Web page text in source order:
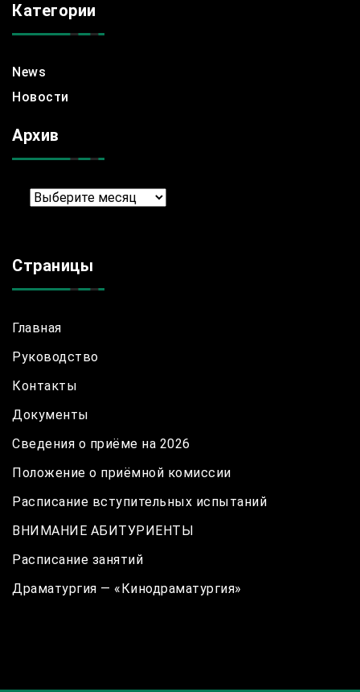
Категории
News
Новости
Архив
Архив
Страницы
Главная
Руководство
Контакты
Документы
Сведения о приёме на 2026
Положение о приёмной комиссии
Расписание вступительных испытаний
ВНИМАНИЕ АБИТУРИЕНТЫ
Расписание занятий
Драматургия — «Кинодраматургия»